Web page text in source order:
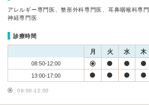
アレルギー専門医、整形外科専門医、耳鼻咽喉科専
神経専門医
診療時間
月 火 水 木
08:50-12:00
13:00-17:00
09:00-12:00